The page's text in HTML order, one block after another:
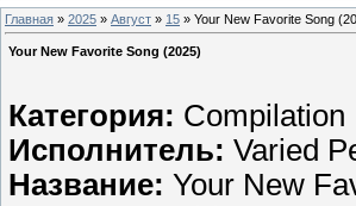
Главная » 2025 » Август » 15 » Your New Favorite Song
Your New Favorite Song (2025)
Категория: Compilation
Исполнитель: Varied
Название: Your New